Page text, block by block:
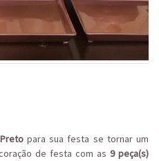
para sua festa se tornar um
de festa com as 9 peça(s)